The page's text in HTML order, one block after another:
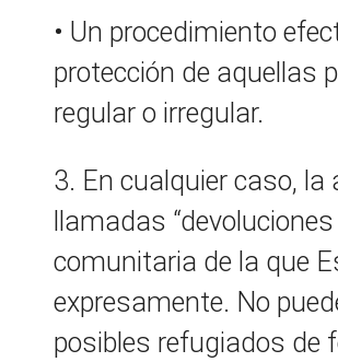
• Un procedimiento
protección de aquellas
regular o irregular.
3. En cualquier caso,
llamadas
comunitaria de la que
expresamente. No
posibles refugiados de